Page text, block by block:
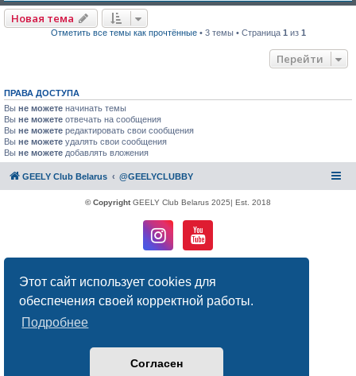
Этот сайт использует cookies для
обеспечения своей корректной работы.
Подробнее
Согласен
Новая тема
Отметить все темы как прочтённые• 3 темы • Страница 1 из 1
Перейти
ПРАВА ДОСТУПА
Вы не можете начинать темы
Вы не можете отвечать на сообщения
Вы не можете редактировать свои сообщения
Вы не можете удалять свои сообщения
Вы не можете добавлять вложения
GEELY Club Belarus @GEELYCLUBBY
© CopyrightGEELY Club Belarus 2025| Est. 2018
Русская поддержка phpBB
Конфиденциальность |